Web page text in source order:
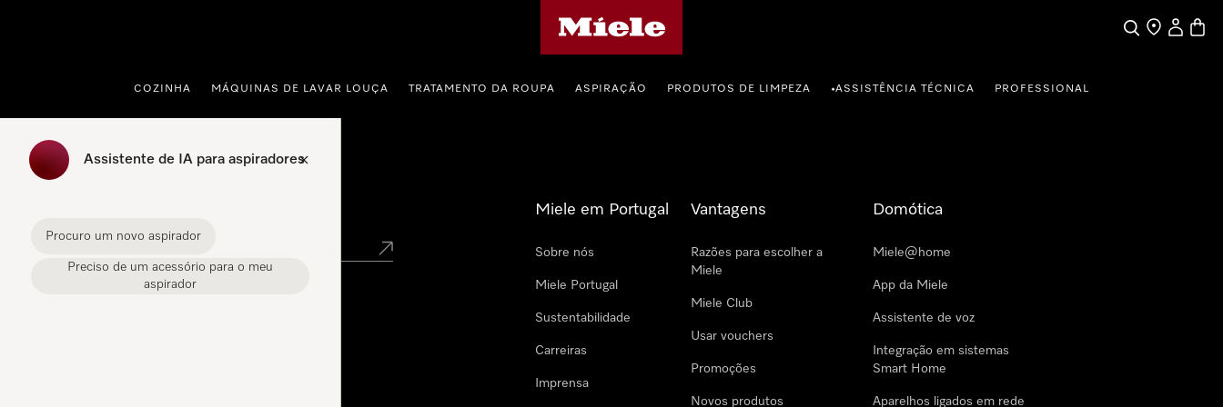
PesquisaEncontrar loja
A minha
COZINHA MÁQUINAS DE LAVAR LOUÇA TRATAMENTO DA ROUPA ASPIRAÇÃO PRODUTOS DE LIMPEZA •ASSISTÊNCIA TÉCNICA PROFESSIONAL
Assistente de IA para aspiradores
Procuro um novo aspirador
Preciso de um acessório para o meu
aspirador
Miele em Portugal
Sobre nós
Miele Portugal
Sustentabilidade
Carreiras
Imprensa
Vantagens
Razões para escolher a
Miele
Miele Club
Usar vouchers
Promoções
Novos produtos
Domótica
Miele@home
App da Miele
Assistente de voz
Integração em sistemas
Smart Home
Aparelhos ligados em rede